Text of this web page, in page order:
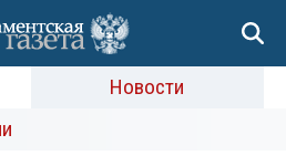
Новости